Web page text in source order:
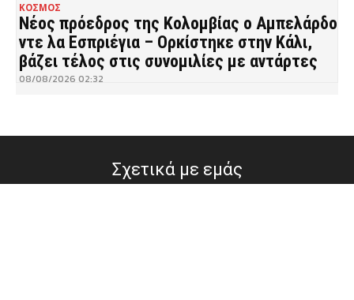
ΚΟΣΜΟΣ
Νέος πρόεδρος της Κολομβίας ο Αμπελάρδο
ντε λα Εσπριέγια – Ορκίστηκε στην Κάλι,
βάζει τέλος στις συνομιλίες με αντάρτες
08/08/2026 02:32
Σχετικά με εμάς